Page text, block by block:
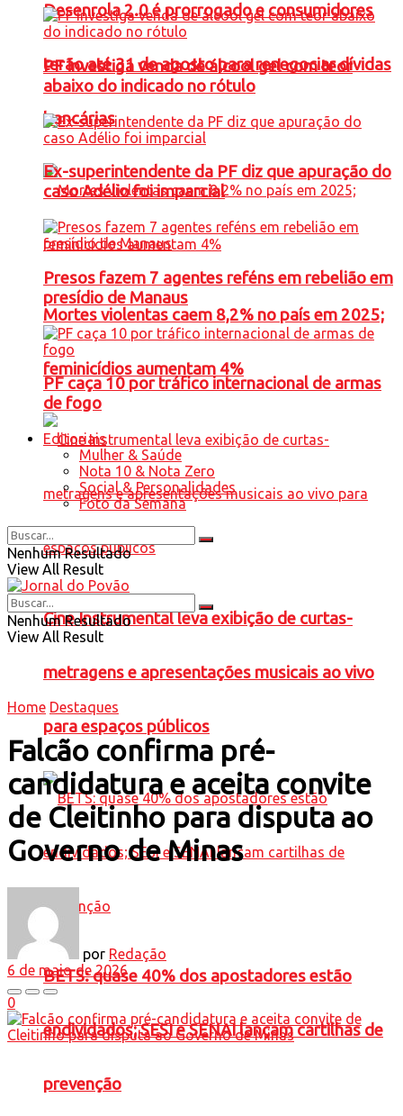
Desenrola 2.0 é prorrogado e consumidores
terão até 31 de agosto para renegociar dívidas
bancárias
Mortes violentas caem 8,2% no país em 2025;
feminicídios aumentam 4%
Cine Instrumental leva exibição de curtas-
metragens e apresentações musicais ao vivo
para espaços públicos
BETS: quase 40% dos apostadores estão
endividados; SESI e SENAI lançam cartilhas de
prevenção
PF investiga venda de álcool gel com teor
abaixo do indicado no rótulo
Ex-superintendente da PF diz que apuração do
caso Adélio foi imparcial
Presos fazem 7 agentes reféns em rebelião em
presídio de Manaus
PF caça 10 por tráfico internacional de armas
de fogo
Editoriais
Mulher & Saúde
Nota 10 & Nota Zero
Social & Personalidades
Foto da Semana
Nenhum Resultado
View All Result
Nenhum Resultado
View All Result
Home Destaques
Falcão confirma pré-
candidatura e aceita convite
de Cleitinho para disputa ao
Governo de Minas
por Redação
6 de maio de 2026
0